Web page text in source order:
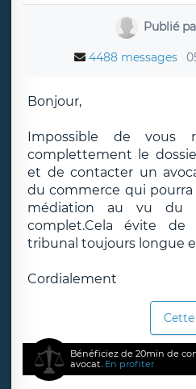
Publié
4488 messages
Bonjour,
Impossible de vous
complettement le
et de contacter un
du commerce qui
médiation au vu du
complet.Cela évite de
tribunal toujours longue
Cordialement
Bénéficiez de 20min de
avocat. En profiter